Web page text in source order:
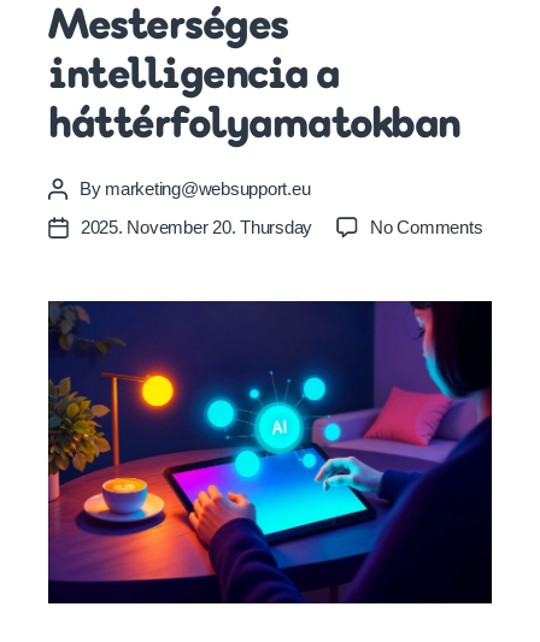
Mesterséges
intelligencia a
háttérfolyamatokban
Post
author
By marketing@websupport.eu
Post2025. November 20. Thursday No Commentson
át
a